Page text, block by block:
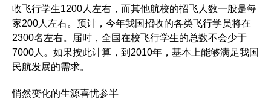
收飞行学生1200人左右，而其他航校的招飞人数一般是每
家200人左右。预计，今年我国招收的各类飞行学员将在
2300名左右。届时，全国在校飞行学生的总数不会少于
7000人。如果按此计算，到2010年，基本上能够满足我国
民航发展的需求。
悄然变化的生源喜忧参半